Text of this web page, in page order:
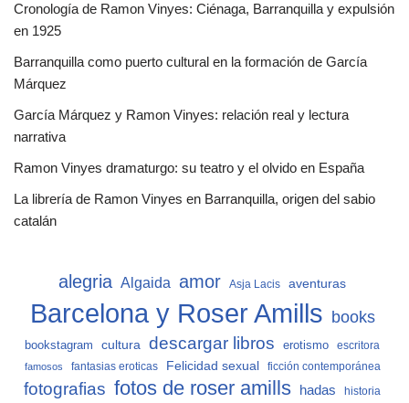
Cronología de Ramon Vinyes: Ciénaga, Barranquilla y expulsión
en 1925
Barranquilla como puerto cultural en la formación de García
Márquez
García Márquez y Ramon Vinyes: relación real y lectura
narrativa
Ramon Vinyes dramaturgo: su teatro y el olvido en España
La librería de Ramon Vinyes en Barranquilla, origen del sabio
catalán
alegria Algaida amor Asja Lacis aventuras
Barcelona y Roser Amills books
bookstagram cultura descargar libros erotismo escritora
famosos fantasias eroticas Felicidad sexual ficción contemporánea
fotografias fotos de roser amills hadas historia